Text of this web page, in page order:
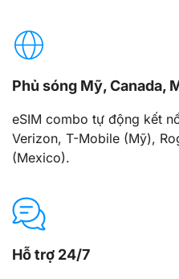
Phủ sóng Mỹ, Canada,
eSIM combo tự động kết
Verizon, T-Mobile (Mỹ),
(Mexico).
Hỗ trợ 24/7